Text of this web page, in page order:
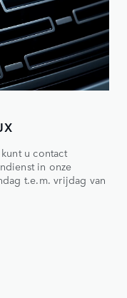
u contact
in onze
t.e.m. vrijdag van